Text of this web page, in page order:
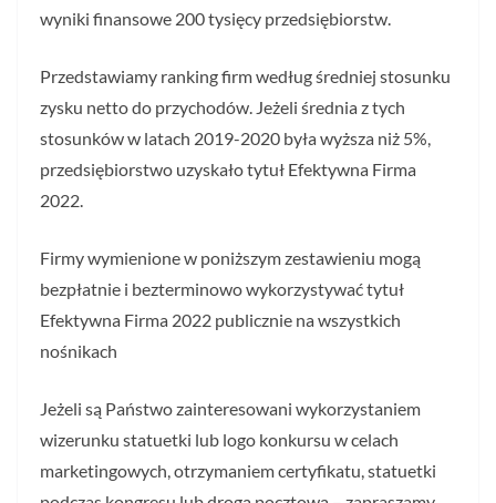
wyniki finansowe 200 tysięcy przedsiębiorstw.
Przedstawiamy ranking firm według średniej stosunku
zysku netto do przychodów. Jeżeli średnia z tych
stosunków w latach 2019-2020 była wyższa niż 5%,
przedsiębiorstwo uzyskało tytuł Efektywna Firma
2022.
Firmy wymienione w poniższym zestawieniu mogą
bezpłatnie i bezterminowo wykorzystywać tytuł
Efektywna Firma 2022 publicznie na wszystkich
nośnikach
Jeżeli są Państwo zainteresowani wykorzystaniem
wizerunku statuetki lub logo konkursu w celach
marketingowych, otrzymaniem certyfikatu, statuetki